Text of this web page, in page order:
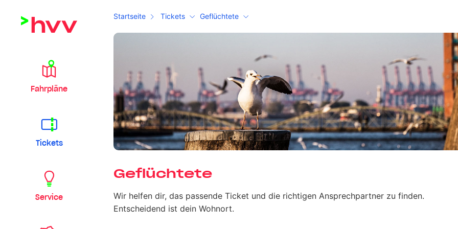
Startseite Tickets Geflüchtete
Fahrpläne
Tickets
Service
Geflüchtete
Wir helfen dir, das passende Ticket und die richtigen Ansprechpartner zu finden.
Entscheidend ist dein Wohnort.